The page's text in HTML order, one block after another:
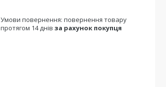
повернення товару
протягом 14 днів за рахунок покупця